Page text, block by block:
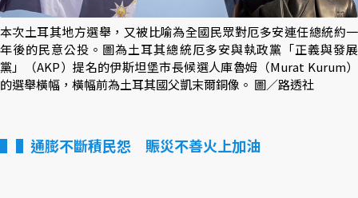
本次土耳其地方選舉，又被比喻為全國民眾對厄多安連任總統約一
年後的民意公投。圖為土耳其總統厄多安與執政黨「正義與發展
黨」（AKP）提名的伊斯坦堡市長候選人庫魯姆（Murat Kurum）
的選舉橫幅，橫幅前為土耳其國父凱末爾銅像。 圖／路透社
▌通膨不斷積民怨 賑災不善火上加油